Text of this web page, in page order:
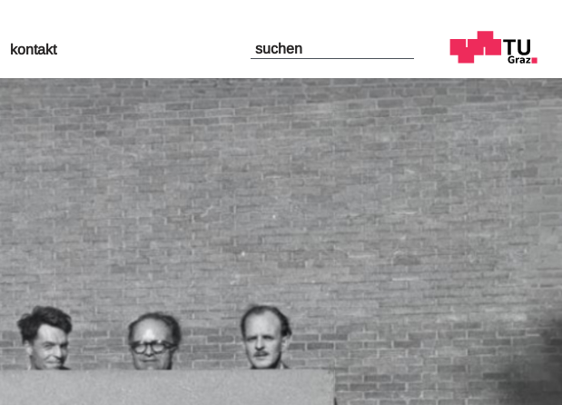
kontakt